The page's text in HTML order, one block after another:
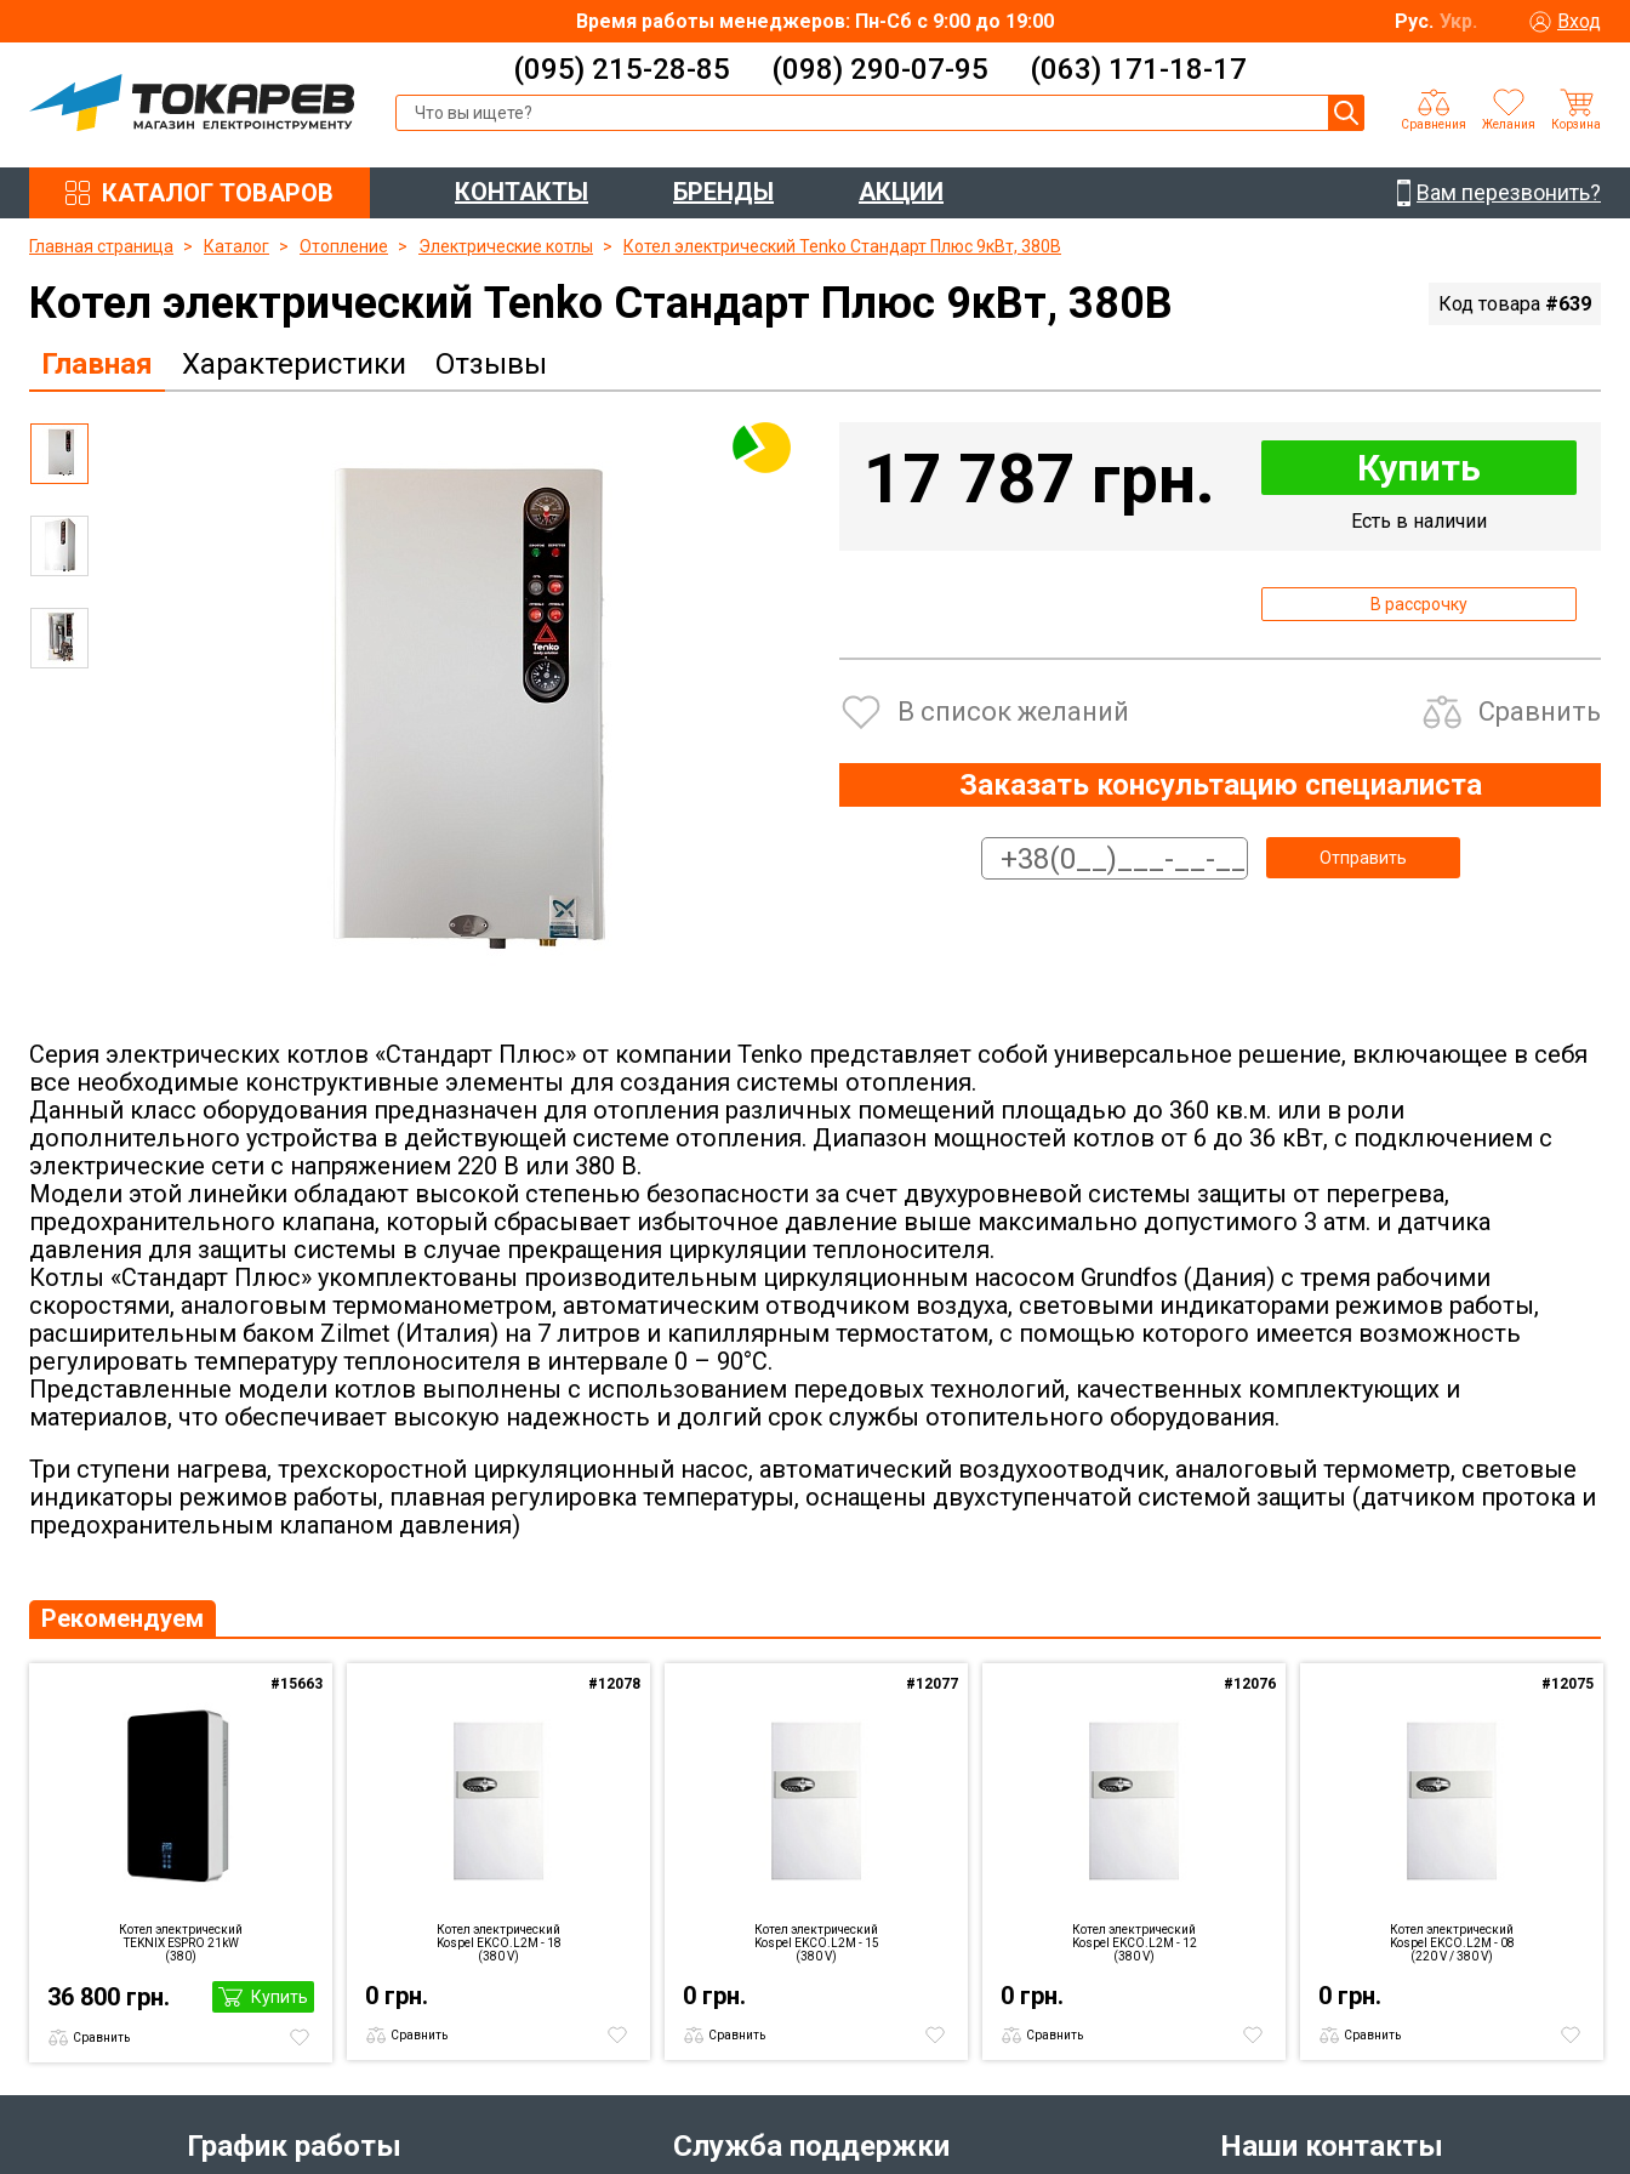
Время работы менеджеров: Пн-Сб с 9:00 до 19:00 Рус. Укр. Вход
(095) 215-28-85 (098) 290-07-95 (063) 171-18-17
Сравнения Желания Корзина
КАТАЛОГ ТОВАРОВ КОНТАКТЫ БРЕНДЫ АКЦИИ Вам перезвонить?
Главная страница Каталог Отопление Электрические котлы Котел электрический Tenko Стандарт Плюс 9кВт, 380В
Котел электрический Tenko Стандарт Плюс 9кВт, 380В Код товара #639
Главная Характеристики Отзывы
17 787 грн. Купить
Есть в наличии
В рассрочку
В список желаний Сравнить
Заказать консультацию специалиста
Серия электрических котлов «Стандарт Плюс» от компании Tenko представляет собой универсальное решение, включающее в себя
все необходимые конструктивные элементы для создания системы отопления.
Данный класс оборудования предназначен для отопления различных помещений площадью до 360 кв.м. или в роли
дополнительного устройства в действующей системе отопления. Диапазон мощностей котлов от 6 до 36 кВт, с подключением с
электрические сети с напряжением 220 В или 380 В.
Модели этой линейки обладают высокой степенью безопасности за счет двухуровневой системы защиты от перегрева,
предохранительного клапана, который сбрасывает избыточное давление выше максимально допустимого 3 атм. и датчика
давления для защиты системы в случае прекращения циркуляции теплоносителя.
Котлы «Стандарт Плюс» укомплектованы производительным циркуляционным насосом Grundfos (Дания) с тремя рабочими
скоростями, аналоговым термоманометром, автоматическим отводчиком воздуха, световыми индикаторами режимов работы,
расширительным баком Zilmet (Италия) на 7 литров и капиллярным термостатом, с помощью которого имеется возможность
регулировать температуру теплоносителя в интервале 0 – 90°С.
Представленные модели котлов выполнены с использованием передовых технологий, качественных комплектующих и
материалов, что обеспечивает высокую надежность и долгий срок службы отопительного оборудования.
Три ступени нагрева, трехскоростной циркуляционный насос, автоматический воздухоотводчик, аналоговый термометр, световые
индикаторы режимов работы, плавная регулировка температуры, оснащены двухступенчатой системой защиты (датчиком протока и
предохранительным клапаном давления)
Рекомендуем
#15663
Котел электрический
TEKNIX ESPRO 21kW
(380)
36 800 грн. Купить
Сравнить
#12078
Котел электрический
Kospel EKCO.L2M - 18
(380 V)
0 грн.
Сравнить
#12077
Котел электрический
Kospel EKCO.L2M - 15
(380 V)
0 грн.
Сравнить
#12076
Котел электрический
Kospel EKCO.L2M - 12
(380 V)
0 грн.
Сравнить
#12075
Котел электрический
Kospel EKCO.L2M - 08
(220 V / 380 V)
0 грн.
Сравнить
График работы Служба поддержки Наши контакты